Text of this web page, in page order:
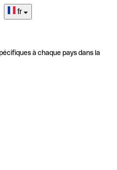
fr
à chaque pays dans la